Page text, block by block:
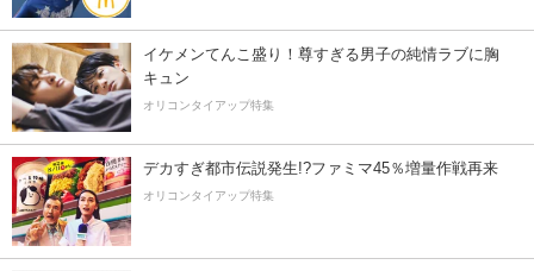
イケメンてんこ盛り！尊すぎる男子の純情ラブに胸
キュン
オリコンタイアップ特集
デカすぎ都市伝説発生!?ファミマ45％増量作戦再来
オリコンタイアップ特集